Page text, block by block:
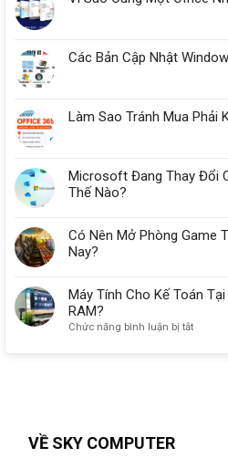
Các Bản Cập Nhật
Làm Sao Tránh Mua Phải
Microsoft Đang Thay Đổi
Thế Nào?
Có Nên Mở Phòng Game
Nay?
Máy Tính Cho Kế Toán
RAM?
Chức năng bình luận bị tắtở
VỀ SKY COMPUTER